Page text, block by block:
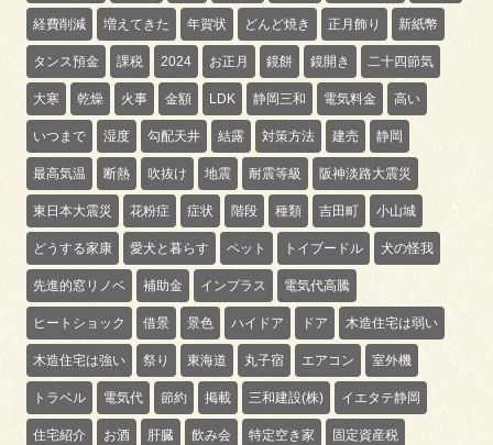
経費削減 増えてきた 年賀状 どんど焼き 正月飾り 新紙幣
タンス預金 課税 2024 お正月 鏡餅 鏡開き 二十四節気
大寒 乾燥 火事 金額 LDK 静岡三和 電気料金 高い
いつまで 湿度 勾配天井 結露 対策方法 建売 静岡
最高気温 断熱 吹抜け 地震 耐震等級 阪神淡路大震災
東日本大震災 花粉症 症状 階段 種類 吉田町 小山城
どうする家康 愛犬と暮らす ペット トイプードル 犬の怪我
先進的窓リノベ 補助金 インプラス 電気代高騰
ヒートショック 借景 景色 ハイドア ドア 木造住宅は弱い
木造住宅は強い 祭り 東海道 丸子宿 エアコン 室外機
トラベル 電気代 節約 掲載 三和建設(株) イエタテ静岡
住宅紹介 お酒 肝臓 飲み会 特定空き家 固定資産税